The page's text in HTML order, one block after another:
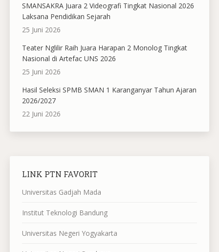
SMANSAKRA Juara 2 Videografi Tingkat Nasional 2026
Laksana Pendidikan Sejarah
25 Juni 2026
Teater Nglilir Raih Juara Harapan 2 Monolog Tingkat
Nasional di Artefac UNS 2026
25 Juni 2026
Hasil Seleksi SPMB SMAN 1 Karanganyar Tahun Ajaran
2026/2027
22 Juni 2026
LINK PTN FAVORIT
Universitas Gadjah Mada
Institut Teknologi Bandung
Universitas Negeri Yogyakarta